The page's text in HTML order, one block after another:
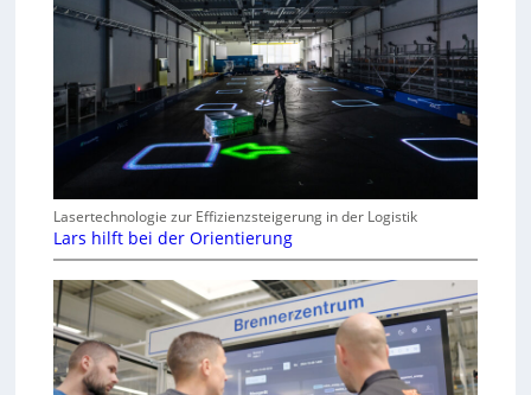
Lasertechnologie zur Effizienzsteigerung in der Logistik
Lars hilft bei der Orientierung